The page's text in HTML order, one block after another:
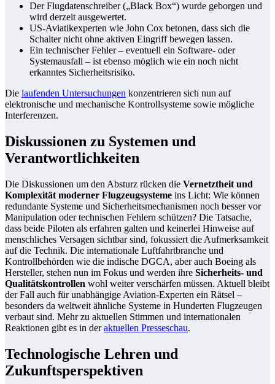
Der Flugdatenschreiber („Black Box“) wurde geborgen und
wird derzeit ausgewertet.
US-Aviatikexperten wie John Cox betonen, dass sich die
Schalter nicht ohne aktiven Eingriff bewegen lassen.
Ein technischer Fehler – eventuell ein Software- oder
Systemausfall – ist ebenso möglich wie ein noch nicht
erkanntes Sicherheitsrisiko.
Die laufenden Untersuchungen konzentrieren sich nun auf
elektronische und mechanische Kontrollsysteme sowie mögliche
Interferenzen.
Diskussionen zu Systemen und
Verantwortlichkeiten
Die Diskussionen um den Absturz rücken die Vernetztheit und
Komplexität moderner Flugzeugsysteme ins Licht: Wie können
redundante Systeme und Sicherheitsmechanismen noch besser vor
Manipulation oder technischen Fehlern schützen? Die Tatsache,
dass beide Piloten als erfahren galten und keinerlei Hinweise auf
menschliches Versagen sichtbar sind, fokussiert die Aufmerksamkeit
auf die Technik. Die internationale Luftfahrtbranche und
Kontrollbehörden wie die indische DGCA, aber auch Boeing als
Hersteller, stehen nun im Fokus und werden ihre Sicherheits- und
Qualitätskontrollen wohl weiter verschärfen müssen. Aktuell bleibt
der Fall auch für unabhängige Aviation-Experten ein Rätsel –
besonders da weltweit ähnliche Systeme in Hunderten Flugzeugen
verbaut sind. Mehr zu aktuellen Stimmen und internationalen
Reaktionen gibt es in deraktuellen Presseschau.
Technologische Lehren und
Zukunftsperspektiven